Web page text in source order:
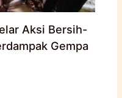
Aksi Bersih-
Gempa